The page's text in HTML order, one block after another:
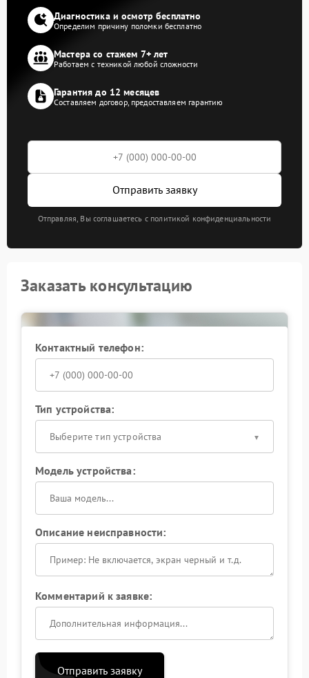
Диагностика и осмотр бесплатно
Определим причину поломки бесплатно
Мастера со стажем 7+ лет
Работаем с техникой любой сложности
Гарантия до 12 месяцев
Составляем договор, предоставляем гарантию
Отправить заявку
Отправляя, Вы соглашаетесь с политикой конфиденциальности
Заказать консультацию
Контактный телефон:
Тип устройства:
Выберите тип устройства
Модель устройства:
Описание неисправности:
Комментарий к заявке:
Отправить заявку